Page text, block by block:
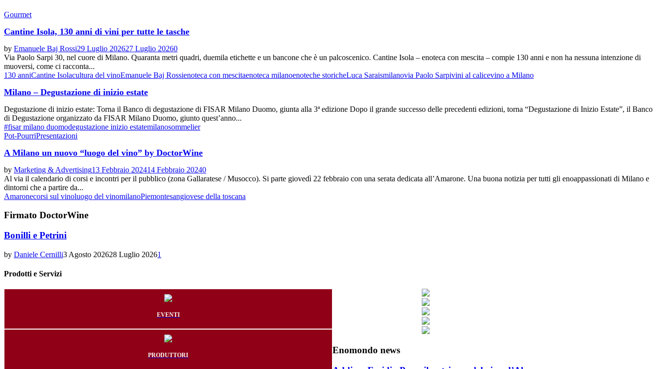
Gourmet
Cantine Isola, 130 anni di vini per tutte le tasche
by Emanuele Baj Rossi29 Luglio 202627 Luglio 20260
Via Paolo Sarpi 30, nel cuore di Milano. Quaranta metri quadri, duemila etichette e un bancone che è un palcoscenico. Cantine Isola – enoteca con mescita – compie 130 anni e non ha nessuna intenzione di
muoversi, come ci racconta...
130 anniCantine Isolacultura del vinoEmanuele Baj Rossienoteca con mescitaenoteca milanoenoteche storicheLuca Saraismilanovia Paolo Sarpivini al calicevino a Milano
Milano – Degustazione di inizio estate
Degustazione di inizio estate: Torna il Banco di degustazione di FISAR Milano Duomo, giunta alla 3ª edizione Dopo il grande successo delle precedenti edizioni, torna “Degustazione di Inizio Estate”, il Banco
di Degustazione organizzato da FISAR Milano Duomo, giunto quest’anno...
#fisar milano duomodegustazione inizio estatemilanosommelier
Pot-PourriPresentazioni
A Milano un nuovo “luogo del vino” by DoctorWine
by Marketing & Advertising13 Febbraio 202414 Febbraio 20240
Al via il calendario di corsi e incontri per il pubblico (zona Gallaratese / Musocco). Si parte giovedì 22 febbraio con una serata dedicata all’Amarone. Una buona notizia per tutti gli enoappassionati di Milano e
dintorni che a partire da...
Amaronecorsi sul vinoluogo del vinomilanoPiemontesangiovese della toscana
Firmato DoctorWine
Bonilli e Petrini
by Daniele Cernilli3 Agosto 202628 Luglio 20261
Prodotti e Servizi
EVENTI
PRODUTTORI
Enomondo news